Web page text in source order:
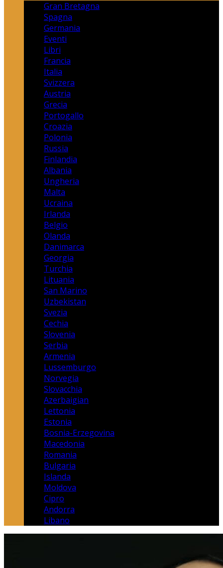
Gran Bretagna
Spagna
Germania
Eventi
Libri
Francia
Italia
Svizzera
Austria
Grecia
Portogallo
Croazia
Polonia
Russia
Finlandia
Albania
Ungheria
Malta
Ucraina
Irlanda
Belgio
Olanda
Danimarca
Georgia
Turchia
Lituania
San Marino
Uzbekistan
Svezia
Cechia
Slovenia
Serbia
Armenia
Lussemburgo
Norvegia
Slovacchia
Azerbaigian
Lettonia
Estonia
Bosnia-Erzegovina
Macedonia
Romania
Bulgaria
Islanda
Moldova
Cipro
Andorra
Libano